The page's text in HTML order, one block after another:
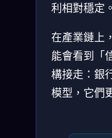
利相對穩定。
在產業鏈上
能會看到「
構接走：銀
模型，它們